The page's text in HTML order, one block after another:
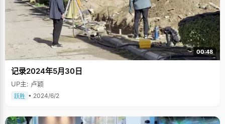
00:48
记录2024年5月30日
UP主: 卢颖
跃胜 • 2024/6/2